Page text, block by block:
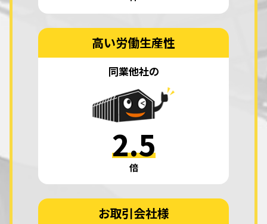
高い労働生産性
同業他社の
2.5
倍
お取引会社様